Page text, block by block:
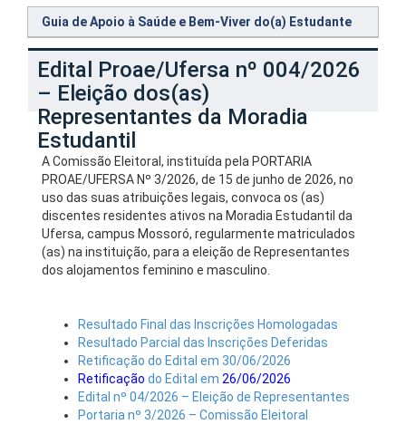
Guia de Apoio à Saúde e Bem-Viver do(a) Estudante
Edital Proae/Ufersa nº 004/2026
– Eleição dos(as)
Representantes da Moradia
Estudantil
A Comissão Eleitoral, instituída pela PORTARIA
PROAE/UFERSA Nº 3/2026, de 15 de junho de 2026, no
uso das suas atribuições legais, convoca os (as)
discentes residentes ativos na Moradia Estudantil da
Ufersa, campus Mossoró, regularmente matriculados
(as) na instituição, para a eleição de Representantes
dos alojamentos feminino e masculino.
Resultado Final das Inscrições Homologadas
Resultado Parcial das Inscrições Deferidas
Retificação do Edital em 30/06/2026
Retificação do Edital em 26/06/2026
Edital nº 04/2026 – Eleição de Representantes
Portaria nº 3/2026 – Comissão Eleitoral